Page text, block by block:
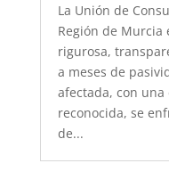
La Unión de
Región de Murcia
rigurosa,
a meses de
afectada, con
reconocida, se
de...